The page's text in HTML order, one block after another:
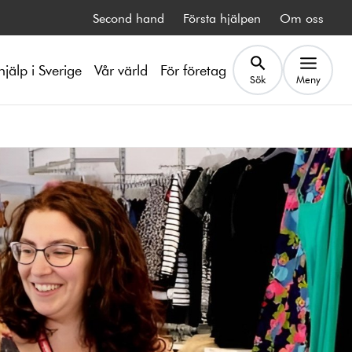
Second hand Första hjälpen Om oss
i Sverige Vår värld För företag Sök Meny